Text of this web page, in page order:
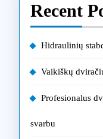
Recent
Hidraulinių
Vaikiškų
Profesionalus
svarbu